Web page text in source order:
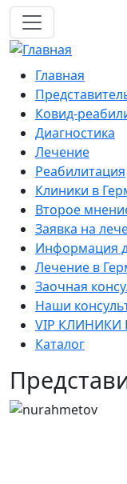
Перейти к
Mobile
Главная
Ковид-
Диагностика
Лечение
Реабилитация
Клиники в
Второе
Заявка на
Информация
Лечение в
Заочная
Наши
VIP
Каталог